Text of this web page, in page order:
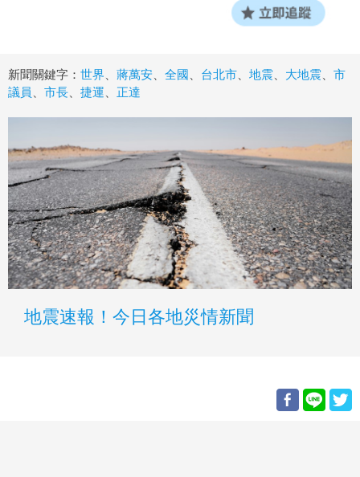
新聞關鍵字： 世界 蔣萬安 全國 台北市 地震 大地震
市
議員
市長 捷運 正達
地震速報！今日各地災情新聞